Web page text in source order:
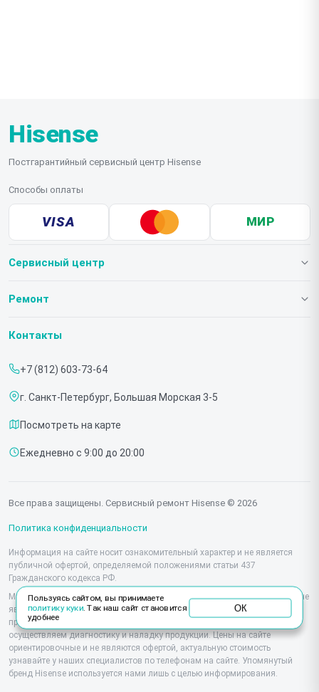
Hisense
Постгарантийный сервисный центр Hisense
Способы оплаты
VISA МИР
Сервисный центр
О нашем сервисе
Срочный ремонт
Доставка и способы оплаты
Диагностика
Контакты
Ремонт
Телевизоров
Проекторов
Контакты
+7 (812) 603-73-64
г. Санкт-Петербург, Большая Морская 3-5
Посмотреть на карте
Ежедневно с 9:00 до 20:00
Все права защищены. Сервисный ремонт Hisense © 2026
Политика конфиденциальности
Информация на сайте носит ознакомительный характер и не является
публичной офертой, определяемой положениями статьи 437
Гражданского кодекса РФ.
Мы специализируемся на обслуживании и ремонте техники Hisense, но не
являемся их официальным представителем. Предоставляем
профессиональные услуги после истечения гарантии, а также
осуществляем диагностику и наладку продукции. Цены на сайте
ориентировочные и не являются офертой, актуальную стоимость
узнавайте у наших специалистов по телефонам на сайте. Упомянутый
бренд Hisense используется нами лишь с целью информирования.
Пользуясь сайтом, вы принимаете
политику куки. Так наш сайт становится
удобнее
ОК